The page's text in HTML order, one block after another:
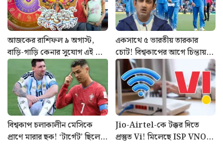
আজকের রাশিফল ৯ অগাস্ট,
বাড়ি-গাড়ি কেনার সুযোগ এই চার
রাশির
একসাথে ৫ ভারতীয় তারকার
চোট! বিশ্বকাপের আগে চিন্তায়
গৌতম গম্ভীরের ভারতীয় দল
বিশ্বকাপ চলাকালীন মেসিকে
প্রাণে মারার ছক! ‘টার্গেট’ ছিলেন
Jio-Airtel-কে টক্কর দিতে
প্রস্তুত Vi! মিলেছে ISP VNO